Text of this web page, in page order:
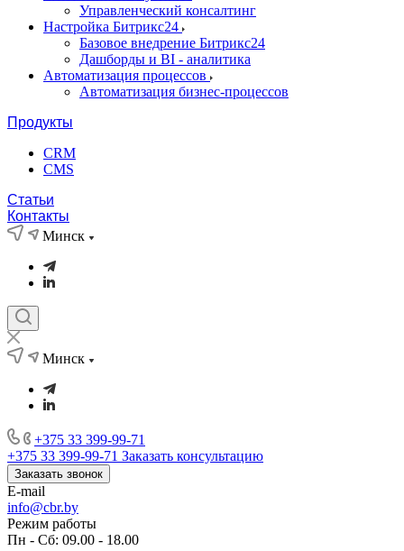
Управленческий консалтинг
Настройка Битрикс24
Базовое внедрение Битрикс24
Дашборды и BI - аналитика
Автоматизация процессов
Автоматизация бизнес-процессов
Продукты
CRM
CMS
Статьи
Контакты
Минск
Минск
+375 33 399-99-71
+375 33 399-99-71 Заказать консультацию
Заказать звонок
E-mail
info@cbr.by
Режим работы
Пн - Сб: 09.00 - 18.00